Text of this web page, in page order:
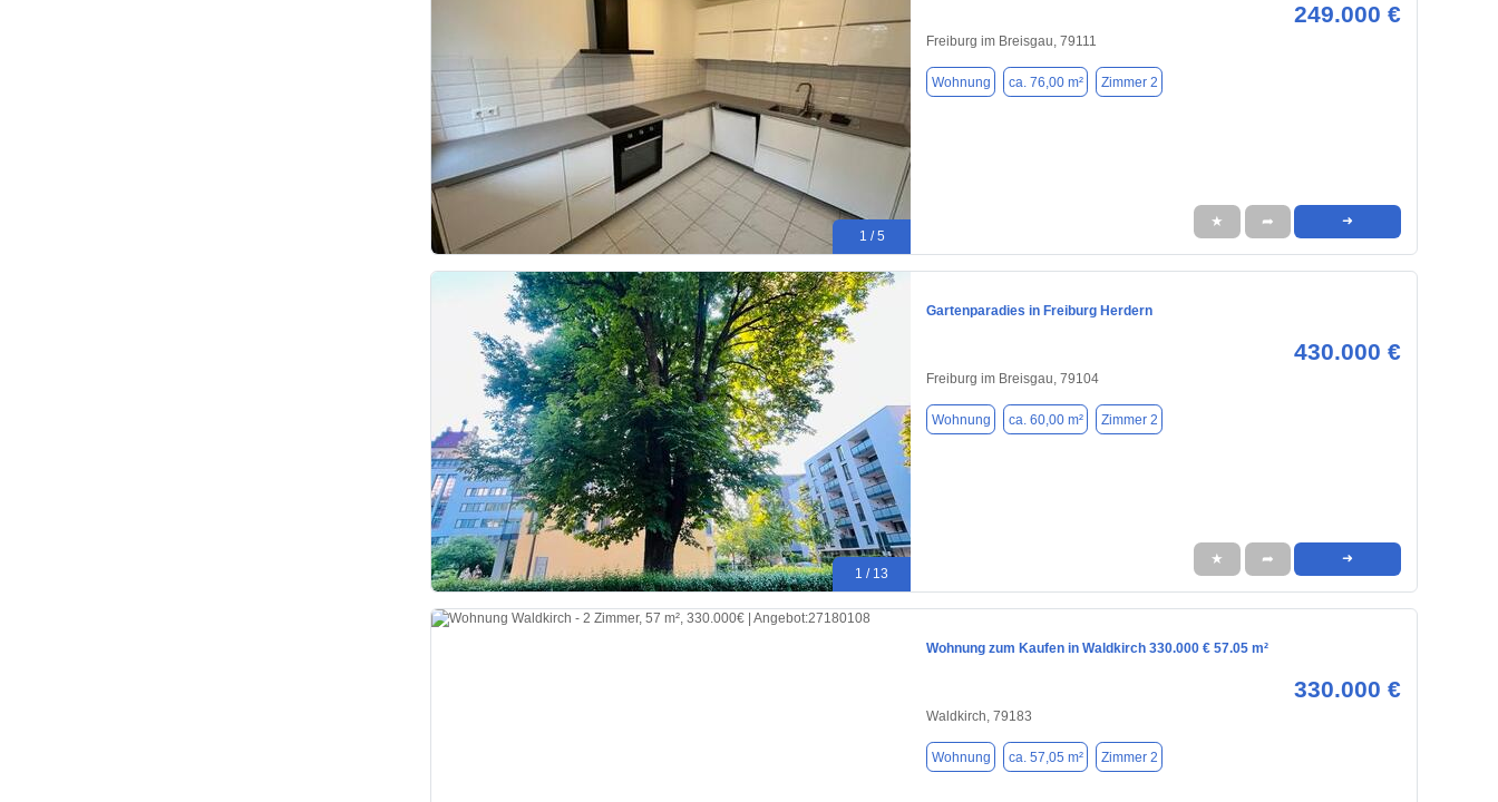
1 / 5
249.000 €
Freiburg im Breisgau, 79111
Wohnung ca. 76,00 m² Zimmer 2
★ ➦ ➜
1 / 13
Gartenparadies in Freiburg Herdern
430.000 €
Freiburg im Breisgau, 79104
Wohnung ca. 60,00 m² Zimmer 2
★ ➦ ➜
Wohnung zum Kaufen in Waldkirch 330.000 € 57.05 m²
330.000 €
Waldkirch, 79183
Wohnung ca. 57,05 m² Zimmer 2